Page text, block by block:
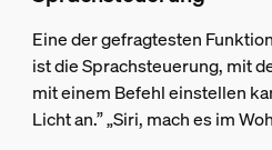
Eine der gefragtesten
ist die Sprachsteuerung, mit
mit einem Befehl einstellen
Licht an.” „Siri, mach es im